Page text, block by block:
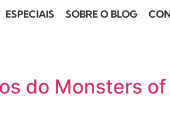
ESPECIAIS SOBRE O BLOG
do Monsters